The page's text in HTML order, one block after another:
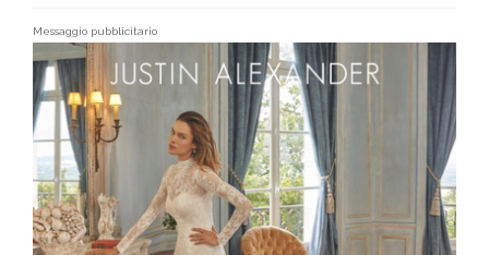
Messaggio pubblicitario